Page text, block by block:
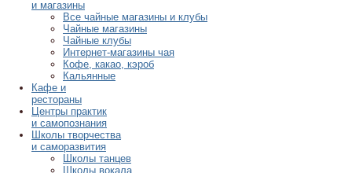
и магазины
Все чайные магазины и клубы
Чайные магазины
Чайные клубы
Интернет-магазины чая
Кофе, какао, кэроб
Кальянные
Кафе и
рестораны
Центры практик
и самопознания
Школы творчества
и саморазвития
Школы танцев
Школы вокала